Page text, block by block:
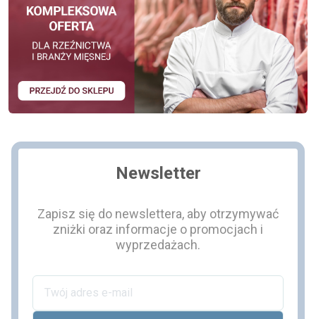
Newsletter
Zapisz się do newslettera, aby otrzymywać
zniżki oraz informacje o promocjach i
wyprzedażach.